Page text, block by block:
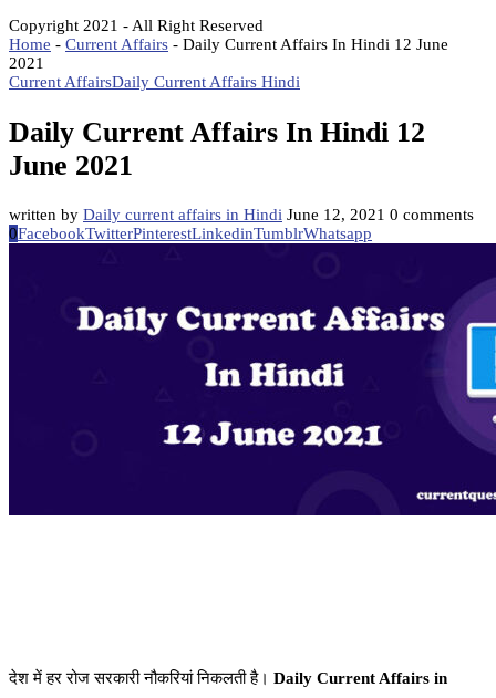
Copyright 2021 - All Right Reserved
Home - Current Affairs - Daily Current Affairs In Hindi 12 June
2021
Current AffairsDaily Current Affairs Hindi
Daily Current Affairs In Hindi 12
June 2021
written by Daily current affairs in Hindi June 12, 2021 0 comments
0FacebookTwitterPinterestLinkedinTumblrWhatsapp
देश में हर रोज सरकारी नौकरियां निकलती है। Daily Current Affairs in